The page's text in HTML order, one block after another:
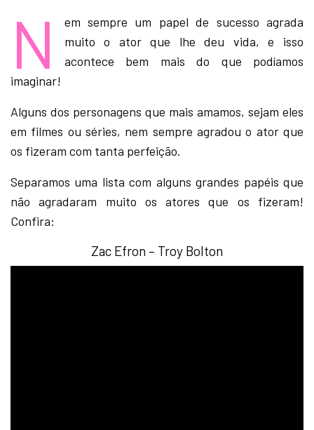
N
em sempre um papel de sucesso agrada
muito o ator que lhe deu vida, e isso
acontece bem mais do que podíamos
imaginar!
Alguns dos personagens que mais amamos, sejam eles
em filmes ou séries, nem sempre agradou o ator que
os fizeram com tanta perfeição.
Separamos uma lista com alguns grandes papéis que
não agradaram muito os atores que os fizeram!
Confira:
Zac Efron – Troy Bolton